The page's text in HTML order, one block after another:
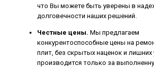
что Вы можете быть уверены в
долговечности наших решений.
Честные цены. Мы предлагаем
конкурентоспособные цены на
плит, без скрытых наценок и лишних
производится только за